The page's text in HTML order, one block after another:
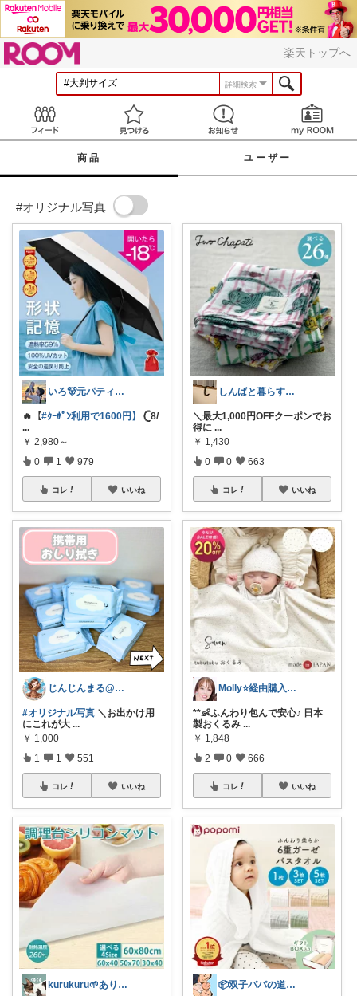
楽天トップへ
詳細検索
見つける お知らせ
商品 ユーザー
#オリジナル写真
いろ🐻元パティシエ🍫
🔥【#ｸｰﾎﾟﾝ利用で1600円】
𓊆8/
...
￥ 2,980～
0 1 979
コレ いいね
じんじんまる@2歳児ママ
#オリジナル写真 ＼お出かけ用
にこれが大 ...
￥ 1,000
1 1 551
コレ いいね
kurukuru🌱ありがとうございます
しんばと暮らす日々
‍＼最大1,000円OFFクーポンでお
得に ...
￥ 1,430
0 0 663
コレ いいね
Molly⭐️経由購入感謝です💕
**👶ふんわり包んで安心♪ 日本
製おくるみ ...
￥ 1,848
2 0 666
コレ いいね
📦双子パパの道具箱/経由感謝です✨🙇